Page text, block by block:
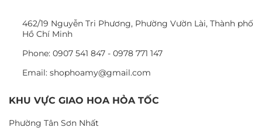
462/19 Nguyễn Tri Phương, Phường Vườn Lài, Thành phố
Hồ Chí Minh
Phone: 0907 541 847 - 0978 771 147
Email: shophoamy@gmail.com
KHU VỰC GIAO HOA HỎA TỐC
Phường Tân Sơn Nhất